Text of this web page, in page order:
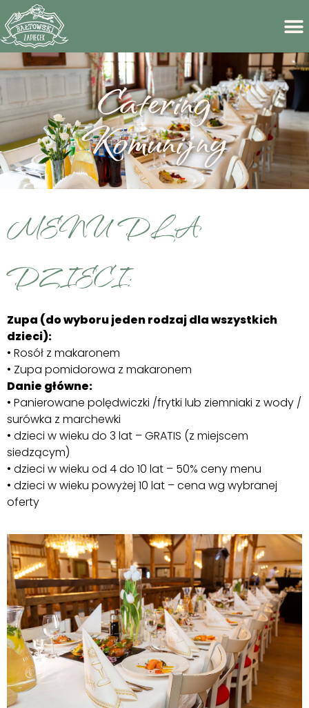
Catering
Komunijny
MENU DLA
DZIECI:
Zupa (do wyboru jeden rodzaj dla wszystkich
dzieci):
• Rosół z makaronem
• Zupa pomidorowa z makaronem
Danie główne:
• Panierowane polędwiczki /frytki lub ziemniaki z wody /
surówka z marchewki
• dzieci w wieku do 3 lat – GRATIS (z miejscem
siedzącym)
• dzieci w wieku od 4 do 10 lat – 50% ceny menu
• dzieci w wieku powyżej 10 lat – cena wg wybranej
oferty